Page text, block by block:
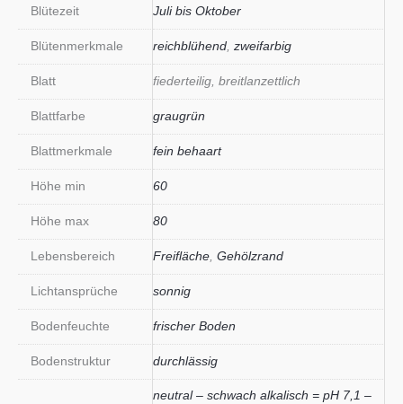
Blütezeit Juli bis Oktober
Blütenmerkmale reichblühend zweifarbig
Blatt fiederteilig, breitlanzettlich
Blattfarbe graugrün
Blattmerkmale fein behaart
Höhe min 60
Höhe max 80
Lebensbereich Freifläche Gehölzrand
Lichtansprüche sonnig
Bodenfeuchte frischer Boden
Bodenstruktur durchlässig
neutral – schwach alkalisch = pH 7,1 –